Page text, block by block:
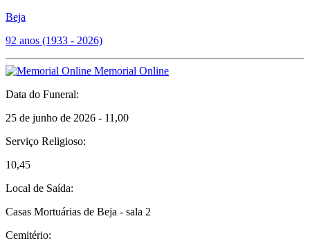
Beja
92 anos (1933 - 2026)
Memorial Online
Data do Funeral:
25 de junho de 2026 - 11,00
Serviço Religioso:
10,45
Local de Saída:
Casas Mortuárias de Beja - sala 2
Cemitério: